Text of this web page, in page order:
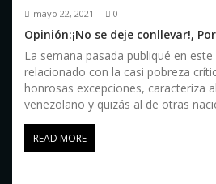
mayo 22, 2021 0
Opinión:¡No se deje conllevar!,
La semana pasada publiqué en
relacionado con la casi pobreza
honrosas excepciones, caracteriza
venezolano y quizás al de otras
READ MORE